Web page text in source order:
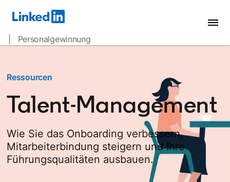
| Personalgewinnung
Ressourcen
Talent-Management
Wie Sie das Onboarding verbessern,
Mitarbeiterbindung steigern und Ihre
Führungsqualitäten ausbauen.